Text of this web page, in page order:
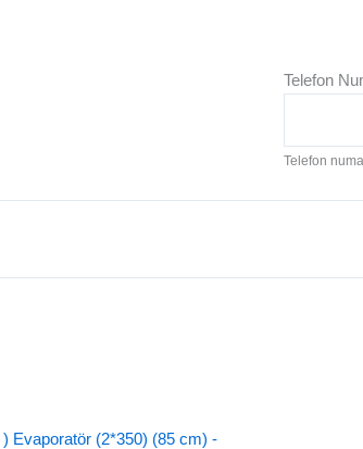
Telefon
Telefon